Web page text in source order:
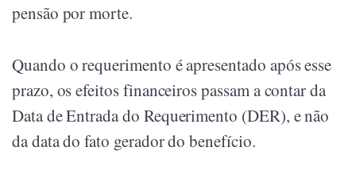
pensão por morte.
Quando o requerimento é apresentado após esse
prazo, os efeitos financeiros passam a contar da
Data de Entrada do Requerimento (DER), e não
da data do fato gerador do benefício.